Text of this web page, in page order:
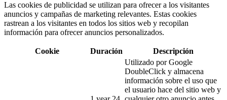
Las cookies de publicidad se utilizan para ofrecer a los visitantes
anuncios y campañas de marketing relevantes. Estas cookies
rastrean a los visitantes en todos los sitios web y recopilan
información para ofrecer anuncios personalizados.
Cookie Duración Descripción
Utilizado por Google
DoubleClick y almacena
información sobre el uso que
el usuario hace del sitio web y